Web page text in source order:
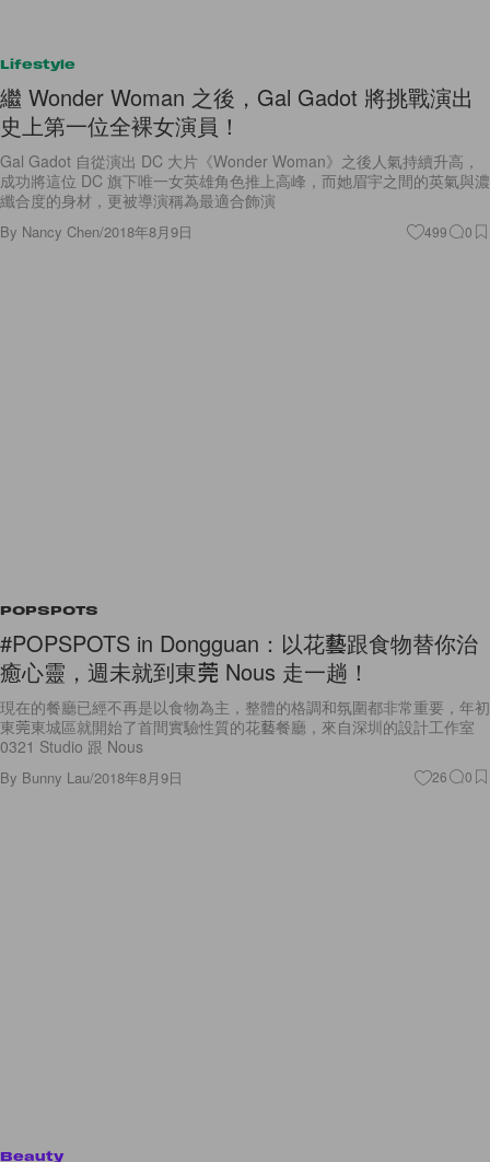
Lifestyle
繼 Wonder Woman 之後，Gal Gadot 將挑戰演出
史上第一位全裸女演員！
Gal Gadot 自從演出 DC 大片《Wonder Woman》之後人氣持續升高，
成功將這位 DC 旗下唯一女英雄角色推上高峰，而她眉宇之間的英氣與濃
纖合度的身材，更被導演稱為最適合飾演
By Nancy Chen/2018年8月9日 499 0
POPSPOTS
#POPSPOTS in Dongguan：以花藝跟食物替你治
癒心靈，週未就到東莞 Nous 走一趟！
現在的餐廳已經不再是以食物為主，整體的格調和氛圍都非常重要，年初
東莞東城區就開始了首間實驗性質的花藝餐廳，來自深圳的設計工作室
0321 Studio 跟 Nous
By Bunny Lau/2018年8月9日 26 0
Beauty